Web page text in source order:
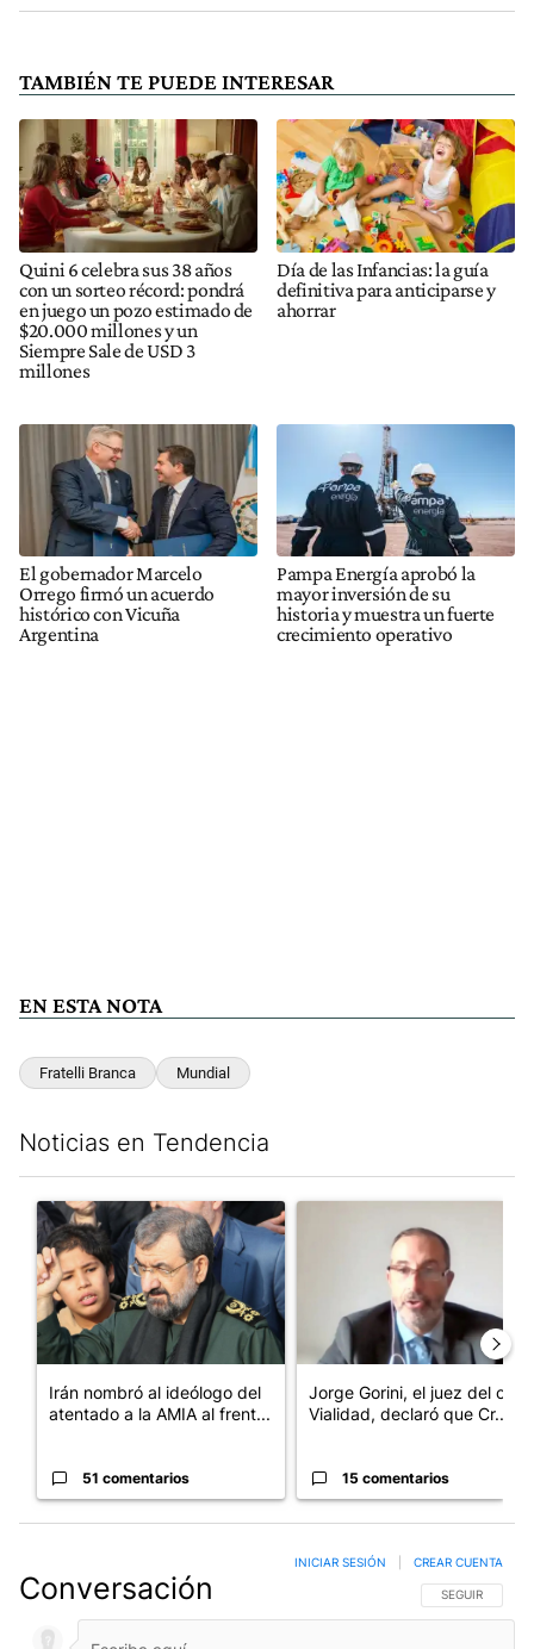
TAMBIÉN TE PUEDE INTERESAR
Quini 6 celebra sus 38 años
con un sorteo récord: pondrá
en juego un pozo estimado de
$20.000 millones y un
Siempre Sale de USD 3
millones
Día de las Infancias: la guía
definitiva para anticiparse y
ahorrar
El gobernador Marcelo
Orrego firmó un acuerdo
histórico con Vicuña
Argentina
Pampa Energía aprobó la
mayor inversión de su
historia y muestra un fuerte
crecimiento operativo
EN ESTA NOTA
Fratelli Branca Mundial
Noticias en Tendencia
Un artículo de tendencia con el título "Irán nombró al ideólogo
Irán nombró al ideólogo del
atentado a la AMIA al frent...
51 comentarios
Jorge Gorini, el juez del caso
Vialidad, declaró que Cr...
15 comentarios
Conversación SIGA ESTA
SEGUIR
INICIAR SESIÓN CREAR CUENTA